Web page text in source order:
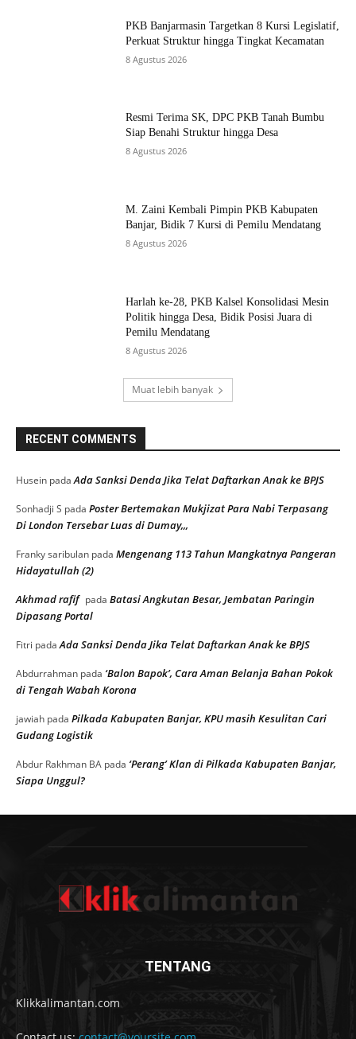
PKB Banjarmasin Targetkan 8 Kursi Legislatif,
Perkuat Struktur hingga Tingkat Kecamatan
8 Agustus 2026
Resmi Terima SK, DPC PKB Tanah Bumbu
Siap Benahi Struktur hingga Desa
8 Agustus 2026
M. Zaini Kembali Pimpin PKB Kabupaten
Banjar, Bidik 7 Kursi di Pemilu Mendatang
8 Agustus 2026
Harlah ke-28, PKB Kalsel Konsolidasi Mesin
Politik hingga Desa, Bidik Posisi Juara di
Pemilu Mendatang
8 Agustus 2026
Muat lebih banyak
RECENT COMMENTS
Husein padaAda Sanksi Denda Jika Telat Daftarkan Anak ke BPJS
Sonhadji S pada Poster Bertemakan Mukjizat Para Nabi Terpasang
Di London Tersebar Luas di Dumay,,,
Franky saribulan pada Mengenang 113 Tahun Mangkatnya Pangeran
Hidayatullah (2)
Akhmad rafif pada Batasi Angkutan Besar, Jembatan Paringin
Dipasang Portal
Fitri padaAda Sanksi Denda Jika Telat Daftarkan Anak ke BPJS
Abdurrahman pada ‘Balon Bapok’, Cara Aman Belanja Bahan Pokok
di Tengah Wabah Korona
jawiah pada Pilkada Kabupaten Banjar, KPU masih Kesulitan Cari
Gudang Logistik
Abdur Rakhman BA pada ‘Perang’ Klan di Pilkada Kabupaten Banjar,
Siapa Unggul?
TENTANG
Klikkalimantan.com